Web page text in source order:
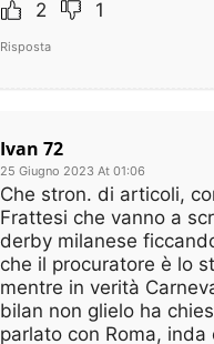
2 1
Risposta
Ivan 72
25 Giugno 2023 At 01:06
Che stron. di articoli,
Frattesi che vanno a
derby milanese
che il procuratore è lo
mentre in verità
bilan non glielo ha
parlato con Roma, inda